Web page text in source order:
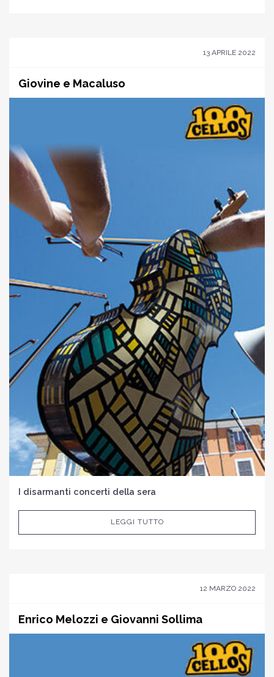
13 APRILE 2022
Giovine e Macaluso
I disarmanti concerti della sera
LEGGI TUTTO
12 MARZO 2022
Enrico Melozzi e Giovanni Sollima